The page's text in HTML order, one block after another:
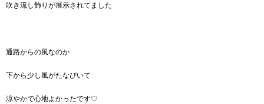
吹き流し飾りが展示されてました
通路からの風なのか
下から少し風がたなびいて
涼やかで心地よかったです♡